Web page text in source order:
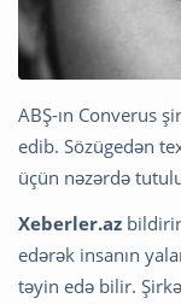
ABŞ-ın Converus
edib. Sözügedən
üçün nəzərdə
Xeberler.az
edərək insanın
təyin edə bilir.